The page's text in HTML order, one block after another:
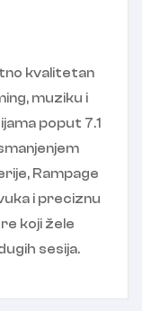
kvalitetan
muziku i
poput 7.1
Rampage
i preciznu
koji žele
sesija.